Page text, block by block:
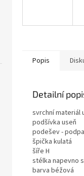
Popis
Detailní
svrchní materiál
podšívka useň
podešev -
špička kulatá
šíře H
stélka napevno
barva béžová